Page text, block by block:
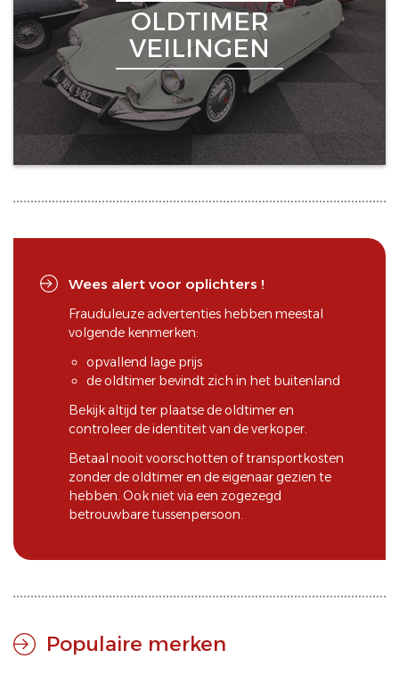
OLDTIMER
VEILINGEN
Wees alert voor oplichters !
Frauduleuze advertenties hebben meestal
volgende kenmerken:
opvallend lage prijs
de oldtimer bevindt zich in het buitenland
Bekijk altijd ter plaatse de oldtimer en
controleer de identiteit van de verkoper.
Betaal nooit voorschotten of transportkosten
zonder de oldtimer en de eigenaar gezien te
hebben. Ook niet via een zogezegd
betrouwbare tussenpersoon.
Populaire merken